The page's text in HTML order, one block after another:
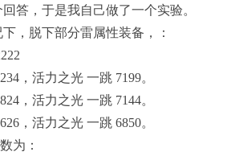
答，于是我自己做了一个实验。
，脱下部分雷属性装备，：
，活力之光 一跳 7199。
，活力之光 一跳 7144。
，活力之光 一跳 6850。
为：